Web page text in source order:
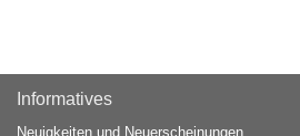
Informatives
Neuigkeiten und Neuerscheinungen